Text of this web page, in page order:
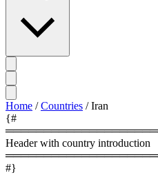
Home / Countries / Iran
{#
Header with country introduction
#}